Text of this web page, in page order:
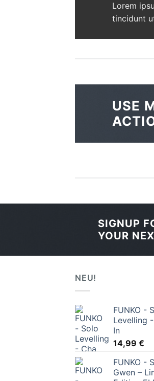
Lorem
tincidunt
USE
SIGNUP
YOUR
NEU!
FUNKO -
Levelling
In
14,99 €
FUNKO -
Gwen –